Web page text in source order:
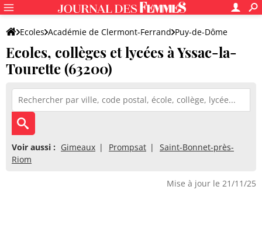
Ecoles Académie de Clermont-Ferrand Puy-de-Dôme
Ecoles, collèges et lycées à Yssac-la-
Tourette (63200)
Voir aussi : Gimeaux Prompsat
Saint-Bonnet-près-
Riom
Mise à jour le 21/11/25